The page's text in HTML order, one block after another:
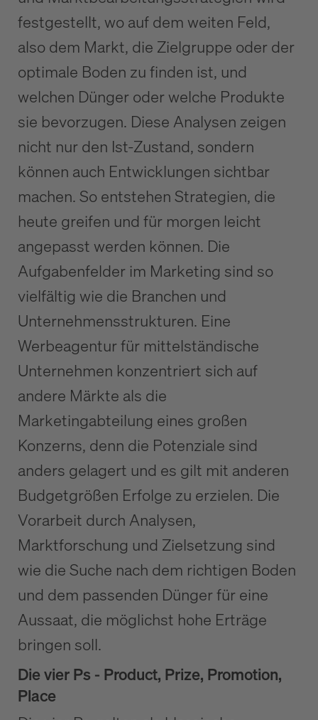
festgestellt, wo auf dem weiten Feld,
also dem Markt, die Zielgruppe oder der
optimale Boden zu finden ist, und
welchen Dünger oder welche Produkte
sie bevorzugen. Diese Analysen zeigen
nicht nur den Ist-Zustand, sondern
können auch Entwicklungen sichtbar
machen. So entstehen Strategien, die
heute greifen und für morgen leicht
angepasst werden können. Die
Aufgabenfelder im Marketing sind so
vielfältig wie die Branchen und
Unternehmensstrukturen. Eine
Werbeagentur für mittelständische
Unternehmen konzentriert sich auf
andere Märkte als die
Marketingabteilung eines großen
Konzerns, denn die Potenziale sind
anders gelagert und es gilt mit anderen
Budgetgrößen Erfolge zu erzielen. Die
Vorarbeit durch Analysen,
Marktforschung und Zielsetzung sind
wie die Suche nach dem richtigen Boden
und dem passenden Dünger für eine
Aussaat, die möglichst hohe Erträge
bringen soll.
Die vier Ps - Product, Prize, Promotion,
Place